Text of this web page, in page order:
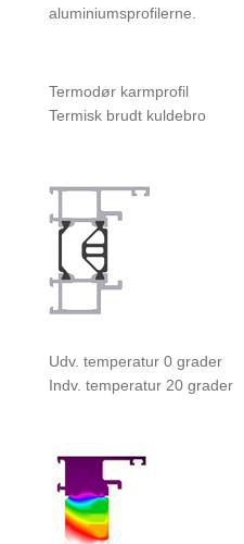
aluminiumsprofilerne.
Termodør karmprofil
Termisk brudt kuldebro
Udv. temperatur 0 grader
Indv. temperatur 20 grader